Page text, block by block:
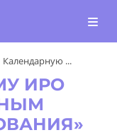
Календарную ...
ИРО